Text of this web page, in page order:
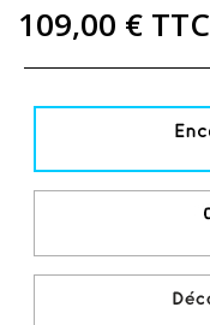
109,00 € TTC